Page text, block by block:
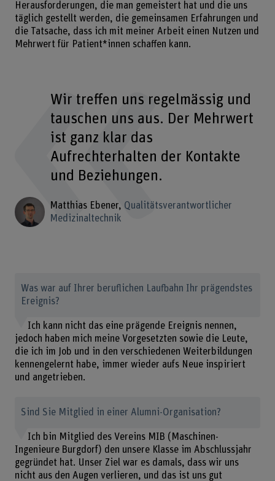
Herausforderungen, die man gemeistert hat und die uns
täglich gestellt werden, die gemeinsamen Erfahrungen und
die Tatsache, dass ich mit meiner Arbeit einen Nutzen und
Mehrwert für Patient*innen schaffen kann.
Wir treffen uns regelmässig und
tauschen uns aus. Der Mehrwert
ist ganz klar das
Aufrechterhalten der Kontakte
und Beziehungen.
Matthias Ebener
Qualitätsverantwortlicher
Medizinaltechnik
Was war auf Ihrer beruflichen Laufbahn Ihr prägendstes
Ereignis?
Ich kann nicht das eine prägende Ereignis nennen,
jedoch haben mich meine Vorgesetzten sowie die Leute,
die ich im Job und in den verschiedenen Weiterbildungen
kennengelernt habe, immer wieder aufs Neue inspiriert
und angetrieben.
Sind Sie Mitglied in einer Alumni-Organisation?
Ich bin Mitglied des Vereins MIB (Maschinen-
Ingenieure Burgdorf) den unsere Klasse im Abschlussjahr
gegründet hat. Unser Ziel war es damals, dass wir uns
nicht aus den Augen verlieren, und das ist uns gut